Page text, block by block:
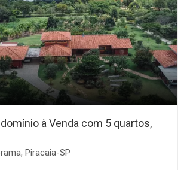
à Venda com 5 quartos,
Piracaia-SP